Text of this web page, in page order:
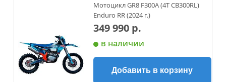
Мотоцикл GR8 F300A (4T CB300RL)
Enduro RR (2024 г.)
349 990 р.
в наличии
Добавить в корзину